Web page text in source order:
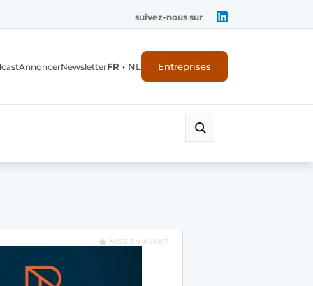
suivez-nous sur
AnnoncerNewsletterFR • NL Entreprises
MISE EN AVANT